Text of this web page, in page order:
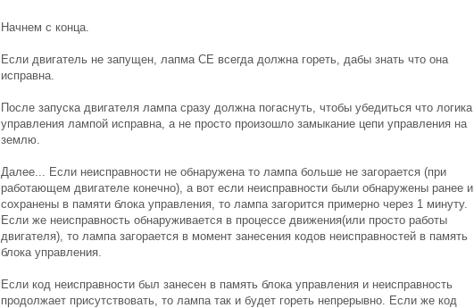
Начнем с конца.
Если двигатель не запущен, лапма СЕ всегда должна гореть, дабы знать что она
исправна.
После запуска двигателя лампа сразу должна погаснуть, чтобы убедиться что логика
управления лампой исправна, а не просто произошло замыкание цепи управления на
землю.
Далее... Если неисправности не обнаружена то лампа больше не загорается (при
работающем двигателе конечно), а вот если неисправности были обнаружены ранее и
сохранены в памяти блока управления, то лампа загорится примерно через 1 минуту.
Если же неисправность обнаруживается в процессе движения(или просто работы
двигателя), то лампа загорается в момент занесения кодов неисправностей в память
блока управления.
Если код неисправности был занесен в память блока управления и неисправность
продолжает присутствовать, то лампа так и будет гореть непрерывно. Если же код